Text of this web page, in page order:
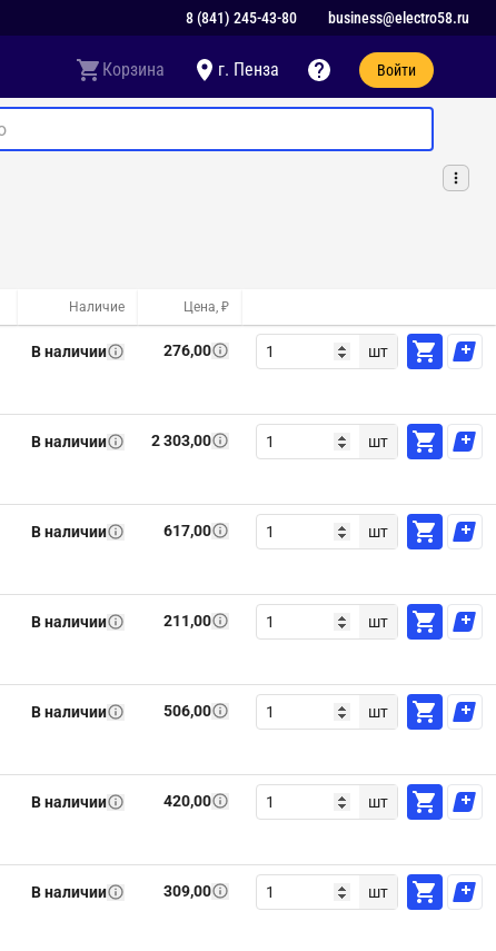
8 (841) 245-43-80 business@electro58.ru
Корзина г. Пенза Войти
Наличие Цена, ₽
В наличии 276,00 шт
В наличии 2 303,00 шт
В наличии 617,00 шт
В наличии 211,00 шт
В наличии 506,00 шт
В наличии 420,00 шт
В наличии 309,00 шт